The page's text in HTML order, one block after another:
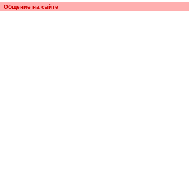
Общение на сайте